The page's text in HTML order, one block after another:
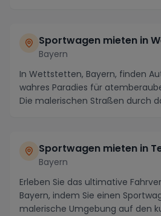
Sportwagen mieten in
Bayern
In Wettstetten, Bayern, finden
wahres Paradies für
Die malerischen Straßen durch
Sportwagen mieten in
Bayern
Erleben Sie das ultimative
Bayern, indem Sie einen
malerische Umgebung auf den